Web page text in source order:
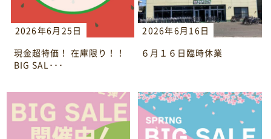
2026年6月25日
現金超特価！ 在庫限り！！
BIG SAL･･･
2026年6月16日
６月１６日臨時休業